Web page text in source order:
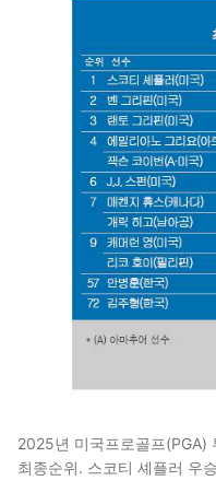
2025년 미국프로골프(PGA)
최종순위. 스코티 셰플러 우